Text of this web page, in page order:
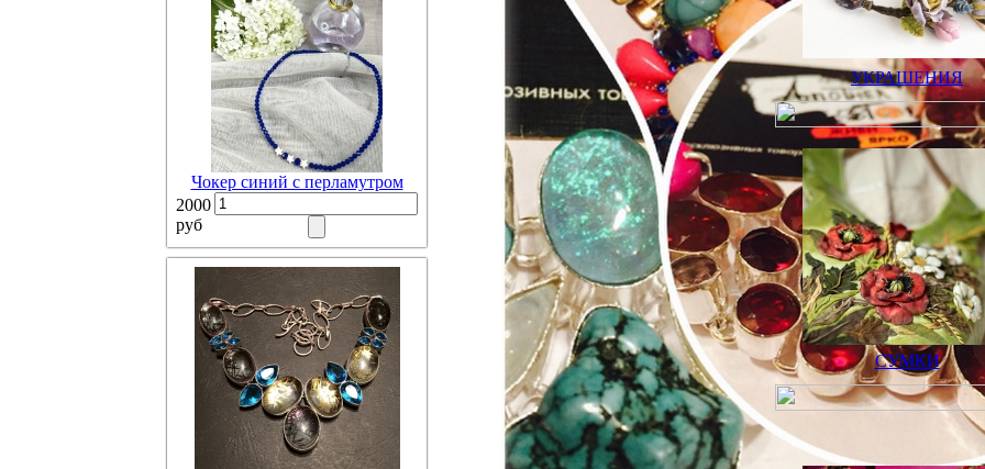
Чокер синий с перламутром
2000
руб
УКРАШЕНИЯ
СУМКИ